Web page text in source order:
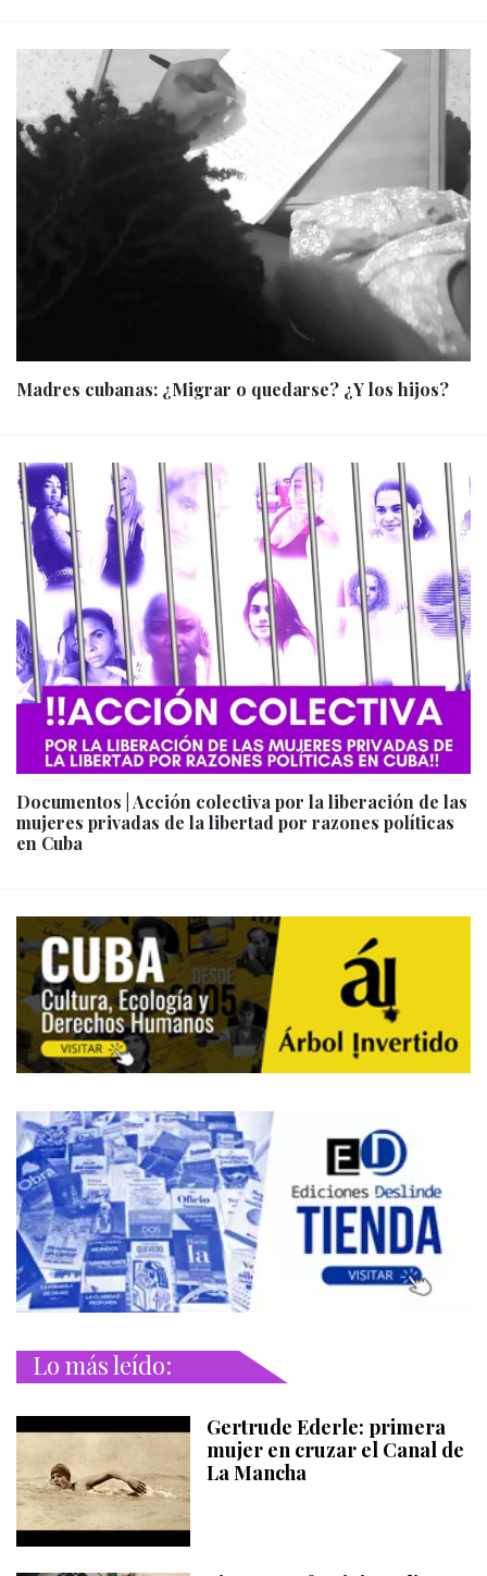
Madres cubanas: ¿Migrar o quedarse? ¿Y los hijos?
Documentos | Acción colectiva por la liberación de las
mujeres privadas de la libertad por razones políticas
en Cuba
Lo más leído:
Gertrude Ederle: primera
mujer en cruzar el Canal de
La Mancha